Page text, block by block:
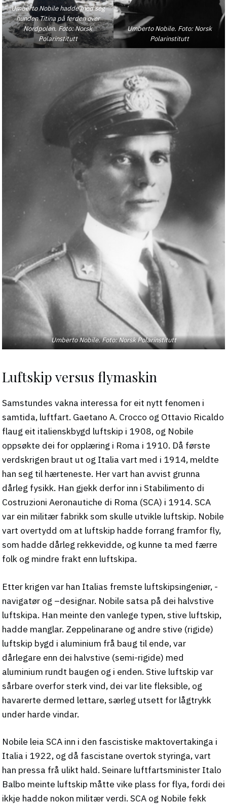
Umberto Nobile hadde med seg
hunden Titina på ferden over
Nordpolen. Foto: Norsk
Polarinstitutt
Umberto Nobile. Foto: Norsk
Polarinstitutt
Umberto Nobile. Foto: Norsk Polarinstitutt
Luftskip versus flymaskin
Samstundes vakna interessa for eit nytt fenomen i
samtida, luftfart. Gaetano A. Crocco og Ottavio Ricaldo
flaug eit italienskbygd luftskip i 1908, og Nobile
oppsøkte dei for opplæring i Roma i 1910. Då første
verdskrigen braut ut og Italia vart med i 1914, meldte
han seg til hærteneste. Her vart han avvist grunna
dårleg fysikk. Han gjekk derfor inn i Stabilimento di
Costruzioni Aeronautiche di Roma (SCA) i 1914. SCA
var ein militær fabrikk som skulle utvikle luftskip. Nobile
vart overtydd om at luftskip hadde forrang framfor fly,
som hadde dårleg rekkevidde, og kunne ta med færre
folk og mindre frakt enn luftskipa.
Etter krigen var han Italias fremste luftskipsingeniør, -
navigatør og –designar. Nobile satsa på dei halvstive
luftskipa. Han meinte den vanlege typen, stive luftskip,
hadde manglar. Zeppelinarane og andre stive (rigide)
luftskip bygd i aluminium frå baug til ende, var
dårlegare enn dei halvstive (semi-rigide) med
aluminium rundt baugen og i enden. Stive luftskip var
sårbare overfor sterk vind, dei var lite fleksible, og
havarerte dermed lettare, særleg utsett for lågtrykk
under harde vindar.
Nobile leia SCA inn i den fascistiske maktovertakinga i
Italia i 1922, og då fascistane overtok styringa, vart
han pressa frå ulikt hald. Seinare luftfartsminister Italo
Balbo meinte luftskip måtte vike plass for flya, fordi dei
ikkje hadde nokon militær verdi. SCA og Nobile fekk